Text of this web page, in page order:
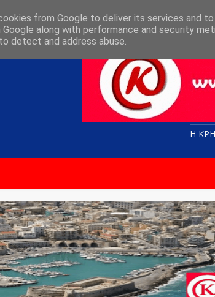
Η
from Google to deliver its services and
Google along with performance and security
detect and address abuse.